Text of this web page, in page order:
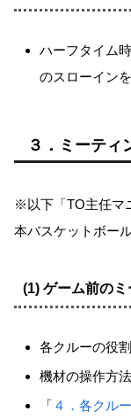
ハーフタイム
のスローイン
３．ミーティ
※以下 TO主任マ
本バスケットボー
(1) ゲーム前の
各クルーの役
機材の操作方
「 ４．各クル